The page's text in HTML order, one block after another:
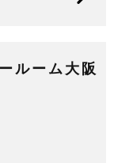
ルーム大阪